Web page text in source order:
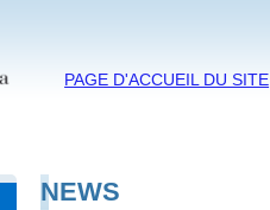
PAGE D'ACCUEIL DU SITE
NEWS